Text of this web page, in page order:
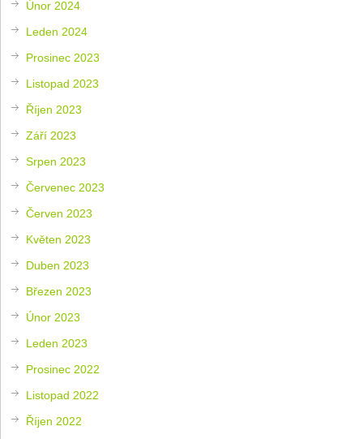
Únor 2024
Leden 2024
Prosinec 2023
Listopad 2023
Říjen 2023
Září 2023
Srpen 2023
Červenec 2023
Červen 2023
Květen 2023
Duben 2023
Březen 2023
Únor 2023
Leden 2023
Prosinec 2022
Listopad 2022
Říjen 2022